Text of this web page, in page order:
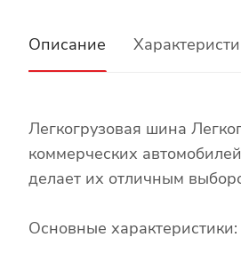
Описание
Легкогрузовая шина
коммерческих
делает их отличным
Основные характеристики: